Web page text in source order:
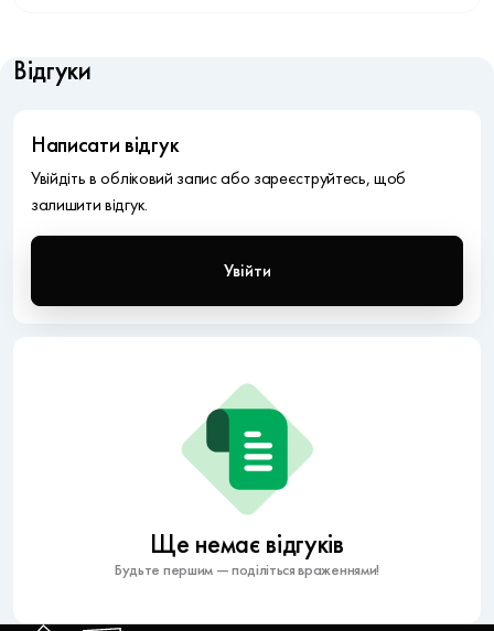
Відгуки
Ще немає відгуків
Будьте першим — поділіться враженнями!
Написати відгук
Увійдіть в обліковий запис або зареєструйтесь, щоб
залишити відгук.
Увійти